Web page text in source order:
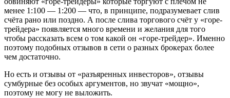
менее 1:100 — 1:200 — что, в принципе, подразумевает слив
счёта рано или поздно. А после слива торгового счёт у «горе-
трейдера» появляется много времени и желания для того
чтобы рассказать всем о том какой он «горе-трейдер». Именно
поэтому подобных отзывов в сети о разных брокерах более
чем достаточно.
Но есть и отзывы от «разъяренных инвесторов», отзывы
сумбурные без особых аргументов, но звучат «мощно»,
поэтому не могу не выложить.